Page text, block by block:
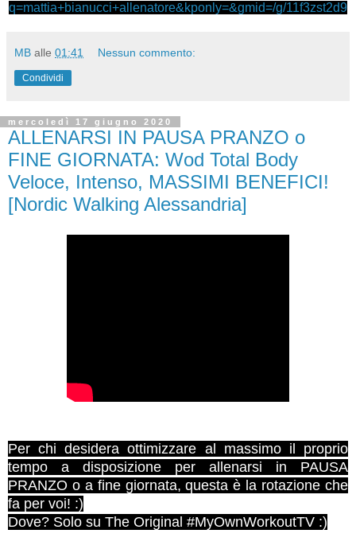
q=mattia+bianucci+allenatore&kponly=&gmid=/g/11f3zst2d9
MB alle 01:41 Nessun commento:
Condividi
mercoledì 17 giugno 2020
ALLENARSI IN PAUSA PRANZO o
FINE GIORNATA: Wod Total Body
Veloce, Intenso, MASSIMI BENEFICI!
[Nordic Walking Alessandria]
Per chi desidera ottimizzare al massimo il proprio
tempo a disposizione per allenarsi in PAUSA
PRANZO o a fine giornata, questa è la rotazione che
fa per voi! :)
Dove? Solo su The Original #MyOwnWorkoutTV :)